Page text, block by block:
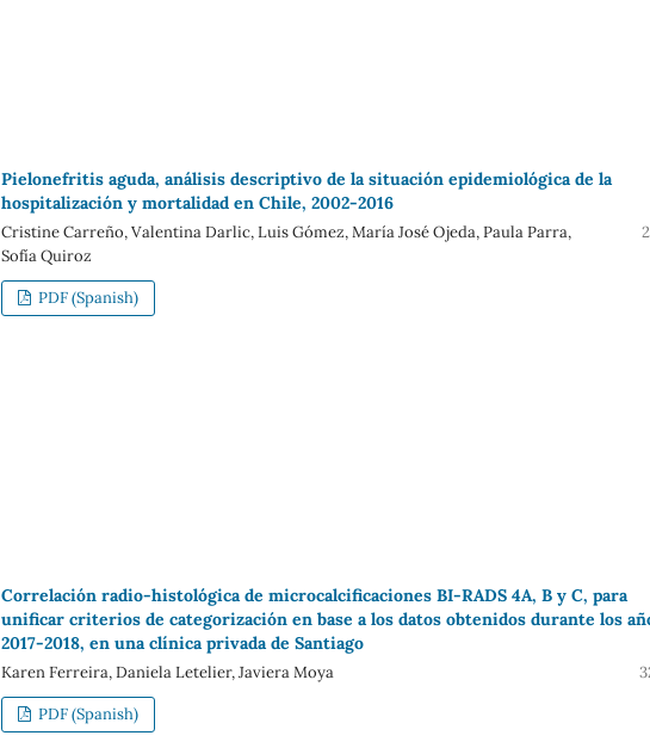
Pielonefritis aguda, análisis descriptivo de la situación epidemiológica de la
hospitalización y mortalidad en Chile, 2002-2016
Cristine Carreño, Valentina Darlic, Luis Gómez, María José Ojeda, Paula Parra,
Sofía Quiroz
PDF (Spanish)
Correlación radio-histológica de microcalcificaciones BI-RADS 4A, B y C, para
unificar criterios de categorización en base a los datos obtenidos durante los
2017-2018, en una clínica privada de Santiago
Karen Ferreira, Daniela Letelier, Javiera Moya
PDF (Spanish)